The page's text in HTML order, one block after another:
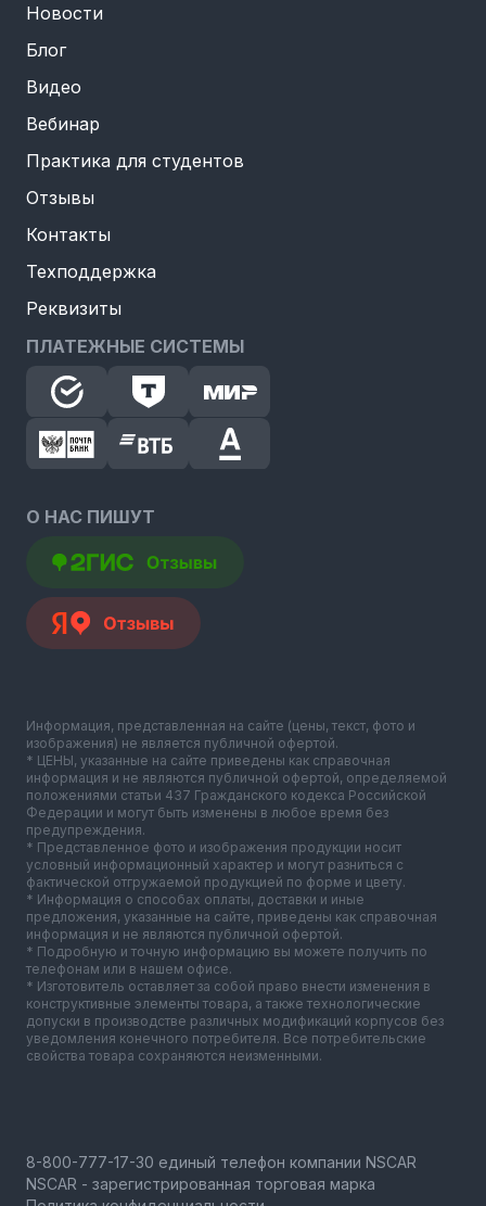
Новости
Блог
Видео
Вебинар
Практика для студентов
Отзывы
Контакты
Техподдержка
Реквизиты
ПЛАТЕЖНЫЕ СИСТЕМЫ
О НАС ПИШУТ
Информация, представленная на сайте (цены, текст, фото и
изображения) не является публичной офертой.
* ЦЕНЫ, указанные на сайте приведены как справочная
информация и не являются публичной офертой, определяемой
положениями статьи 437 Гражданского кодекса Российской
Федерации и могут быть изменены в любое время без
предупреждения.
* Представленное фото и изображения продукции носит
условный информационный характер и могут разниться с
фактической отгружаемой продукцией по форме и цвету.
* Информация о способах оплаты, доставки и иные
предложения, указанные на сайте, приведены как справочная
информация и не являются публичной офертой.
* Подробную и точную информацию вы можете получить по
телефонам или в нашем офисе.
* Изготовитель оставляет за собой право внести изменения в
конструктивные элементы товара, а также технологические
допуски в производстве различных модификаций корпусов без
уведомления конечного потребителя. Все потребительские
свойства товара сохраняются неизменными.
NSCAR - зарегистрированная торговая марка